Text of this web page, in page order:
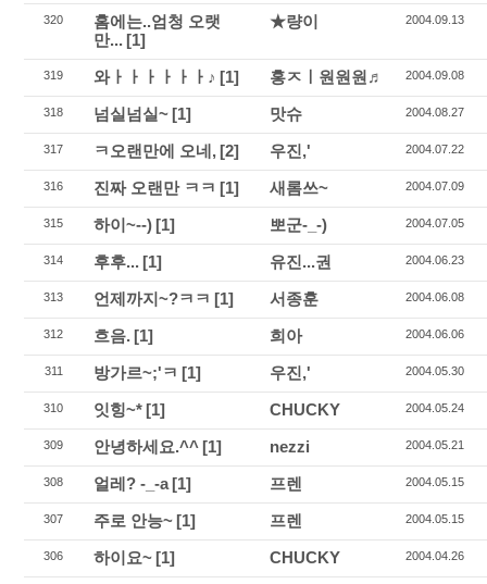
320
홈에는..엄청 오랫
만... [1]
★량이 2004.09.13
319 와ㅏㅏㅏㅏㅏㅏ♪ [1] 홍ㅈㅣ원원원♬ 2004.09.08
318 넘실넘실~ [1] 맛슈 2004.08.27
317 ㅋ오랜만에 오네, [2] 우진,' 2004.07.22
316 진짜 오랜만 ㅋㅋ [1] 새롬쓰~ 2004.07.09
315 하이~--) [1] 뽀군-_-) 2004.07.05
314 후후... [1] 유진...권 2004.06.23
313 언제까지~?ㅋㅋ [1] 서종훈 2004.06.08
312 흐음. [1] 희아 2004.06.06
311 방가르~;'ㅋ [1] 우진,' 2004.05.30
310 잇힝~* [1] CHUCKY 2004.05.24
309 안녕하세요.^^ [1] nezzi 2004.05.21
308 얼레? -_-a[1] 프렌 2004.05.15
307 주로 안능~ [1] 프렌 2004.05.15
306 하이요~ [1] CHUCKY 2004.04.26